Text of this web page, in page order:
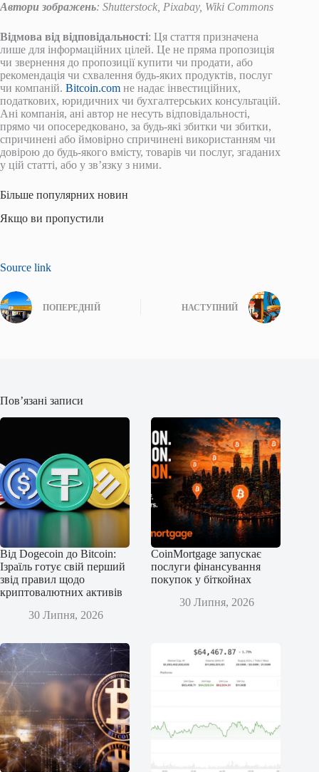
Автори зображень: Shutterstock, Pixabay, Wiki Commons
Відмова від відповідальності: Ця стаття призначена
лише для інформаційних цілей. Це не пряма пропозиція
чи звернення до пропозиції купити чи продати, або
рекомендація чи схвалення будь-яких продуктів, послуг
чи компаній. Bitcoin.com не надає інвестиційних,
податкових, юридичних чи бухгалтерських консультацій.
Ані компанія, ані автор не несуть відповідальності,
прямо чи опосередковано, за будь-які збитки чи збитки,
спричинені або ймовірно спричинені використанням чи
довірою до будь-якого вмісту, товарів чи послуг, згаданих
у цій статті, або у зв’язку з ними.
Більше популярних новин
Якщо ви пропустили
Source link
ПОПЕРЕДНІЙ НАСТУПНИЙ
Пов’язані записи
Від Dogecoin до Bitcoin:
Ізраїль готує свій перший
звід правил щодо
криптовалютних активів
30 Липня, 2026
CoinMortgage запускає
послуги фінансування
покупок у біткойнах
30 Липня, 2026